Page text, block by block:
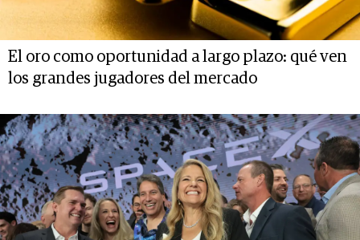
El oro como oportunidad a largo plazo: qué ven
los grandes jugadores del mercado